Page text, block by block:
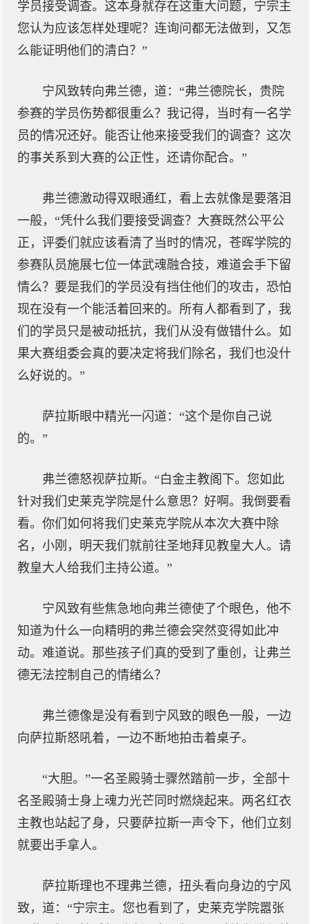
学员接受调查。这本身就存在这重大问题，宁宗主
您认为应该怎样处理呢？连询问都无法做到，又怎
么能证明他们的清白？”
宁风致转向弗兰德，道：“弗兰德院长，贵院
参赛的学员伤势都很重么？我记得，当时有一名学
员的情况还好。能否让他来接受我们的调查？这次
的事关系到大赛的公正性，还请你配合。”
弗兰德激动得双眼通红，看上去就像是要落泪
一般，“凭什么我们要接受调查？大赛既然公平公
正，评委们就应该看清了当时的情况，苍晖学院的
参赛队员施展七位一体武魂融合技，难道会手下留
情么？要是我们的学员没有挡住他们的攻击，恐怕
现在没有一个能活着回来的。所有人都看到了，我
们的学员只是被动抵抗，我们从没有做错什么。如
果大赛组委会真的要决定将我们除名，我们也没什
么好说的。”
萨拉斯眼中精光一闪道：“这个是你自己说
的。”
弗兰德怒视萨拉斯。“白金主教阁下。您如此
针对我们史莱克学院是什么意思？好啊。我倒要看
看。你们如何将我们史莱克学院从本次大赛中除
名，小刚，明天我们就前往圣地拜见教皇大人。请
教皇大人给我们主持公道。”
宁风致有些焦急地向弗兰德使了个眼色，他不
知道为什么一向精明的弗兰德会突然变得如此冲
动。难道说。那些孩子们真的受到了重创，让弗兰
德无法控制自己的情绪么？
弗兰德像是没有看到宁风致的眼色一般，一边
向萨拉斯怒吼着，一边不断地拍击着桌子。
“大胆。”一名圣殿骑士骤然踏前一步，全部十
名圣殿骑士身上魂力光芒同时燃烧起来。两名红衣
主教也站起了身，只要萨拉斯一声令下，他们立刻
就要出手拿人。
萨拉斯理也不理弗兰德，扭头看向身边的宁风
致，道：“宁宗主。您也看到了，史莱克学院嚣张